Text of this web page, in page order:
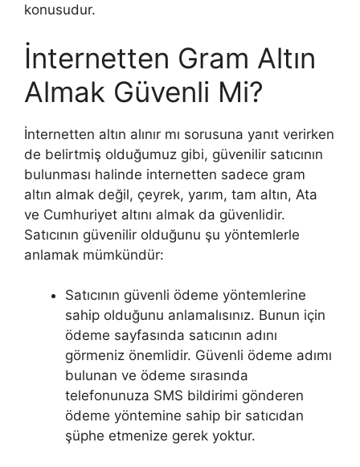
konusudur.
İnternetten Gram Altın
Almak Güvenli Mi?
İnternetten altın alınır mı sorusuna yanıt verirken
de belirtmiş olduğumuz gibi, güvenilir satıcının
bulunması halinde internetten sadece gram
altın almak değil, çeyrek, yarım, tam altın, Ata
ve Cumhuriyet altını almak da güvenlidir.
Satıcının güvenilir olduğunu şu yöntemlerle
anlamak mümkündür:
Satıcının güvenli ödeme yöntemlerine
sahip olduğunu anlamalısınız. Bunun için
ödeme sayfasında satıcının adını
görmeniz önemlidir. Güvenli ödeme adımı
bulunan ve ödeme sırasında
telefonunuza SMS bildirimi gönderen
ödeme yöntemine sahip bir satıcıdan
şüphe etmenize gerek yoktur.